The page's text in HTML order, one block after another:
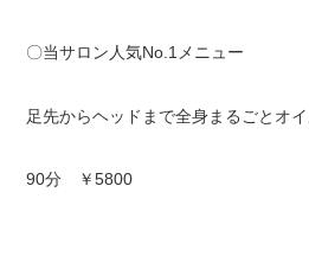
〇当サロン人気No.1メニュー
足先からヘッドまで全身まるごとオ
90分 ￥5800